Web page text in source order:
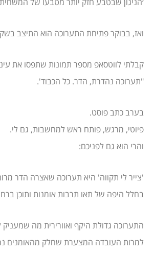
ואז, בבוקר פתיחת התערוכה הוא התיצב
קבלתי לווטסאפ מספר תמונות שתפסו את
"תערוכה נהדרת, הדר. כל הכבוד'.
בערב כתב פוסט.
פיוטי, מרגש, פותח ראש למחשבות, גם לי.
והרי הוא גם לפניכם:
'צייר לי תקווה' היא תערוכה שאצרה הדר
בחלל היפה של תאו תרבות אומנות ותוכן
התערוכה גדולת היקף ואוורירית מה
למרות העובדה המצערת שחלק מהאומנים